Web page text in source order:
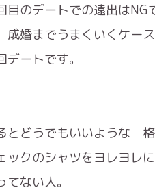
のデートでの遠出はNG
婚までうまくいくケース
ートです。
とどうでもいいような 格
クのシャツをヨレヨレに
ない人。